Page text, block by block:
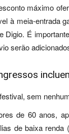
máximo
à meia-entrada
Digio. É
serão
sem
de 60 anos,
de baixa